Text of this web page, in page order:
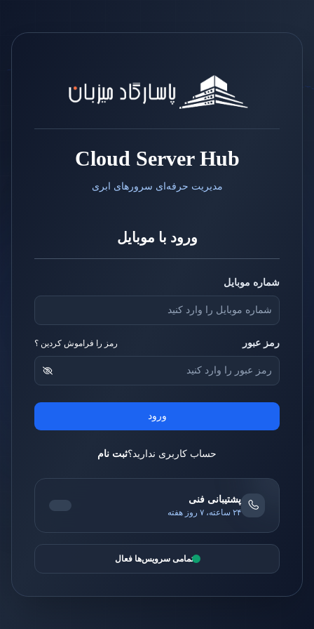
Cloud Server Hub
مدیریت حرفه‌ای سرورهای ابری
ورود با موبایل
شماره موبایل
رمز عبور رمز را فراموش کردین ؟
ورود
حساب کاربری ندارید؟ثبت نام
پشتیبانی فنی
۲۴ ساعته، ۷ روز هفته
تمامی سرویس‌ها فعال